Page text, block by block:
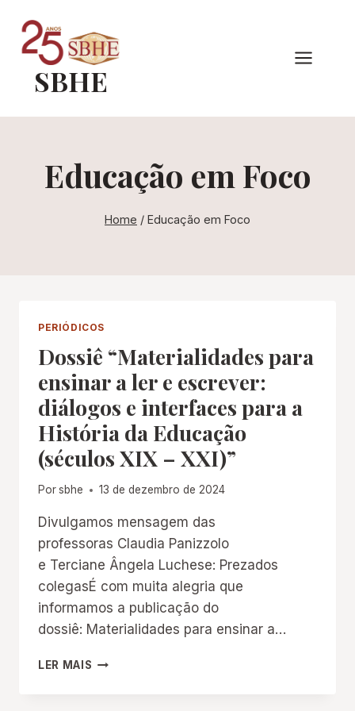
para
ConteúdoSBHE
Educação em Foco
Home / Educação em Foco
PERIÓDICOS
Dossiê “Materialidades para
ensinar a ler e escrever:
diálogos e interfaces para a
História da Educação
(séculos XIX – XXI)”
Porsbhe 13 de dezembro de 2024
Divulgamos mensagem das
professoras Claudia Panizzolo
e Terciane Ângela Luchese: Prezados
colegasÉ com muita alegria que
informamos a publicação do
dossiê: Materialidades para ensinar a…
LER MAIS DOSSIÊ